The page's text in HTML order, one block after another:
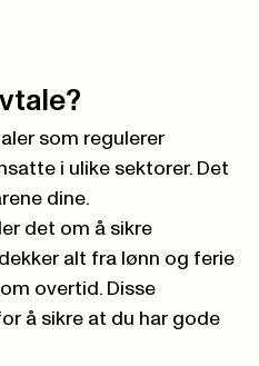
som regulerer
i ulike sektorer. Det
dine.
det om å sikre
alt fra lønn og ferie
overtid. Disse
å sikre at du har gode